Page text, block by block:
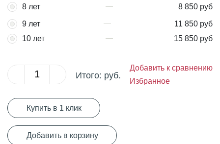
8 лет
8 850 руб
9 лет
11 850 руб
10 лет
15 850 руб
Итого: руб.
Добавить к сравнению
Избранное
Купить в 1 клик
Добавить в корзину